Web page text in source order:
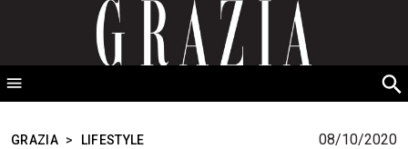
GRAZIA Srbija
GRAZIA > LIFESTYLE 08/10/2020